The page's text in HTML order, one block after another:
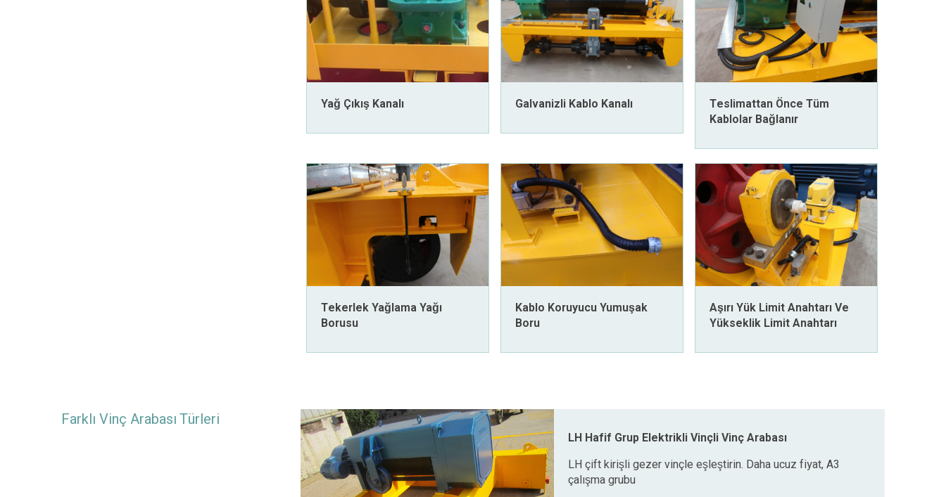
Yağ Çıkış Kanalı Galvanizli Kablo Kanalı
Teslimattan Önce Tüm
Kablolar Bağlanır
Tekerlek Yağlama Yağı
Borusu
Kablo Koruyucu Yumuşak
Boru
Aşırı Yük Limit Anahtarı Ve
Yükseklik Limit Anahtarı
Farklı Vinç Arabası Türleri
LH Hafif Grup Elektrikli Vinçli Vinç Arabası
LH çift kirişli gezer vinçle eşleştirin. Daha ucuz fiyat, A3
çalışma grubu